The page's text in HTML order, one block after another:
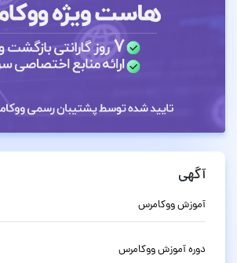
آگهی
آموزش ووکامرس
دوره آموزش ووکامرس